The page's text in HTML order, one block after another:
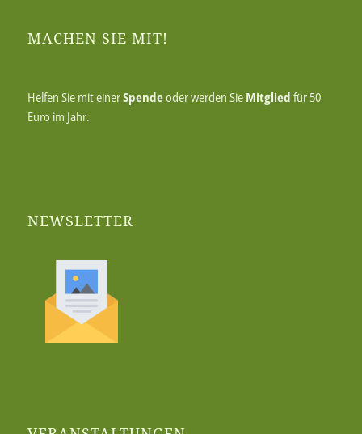
MACHEN SIE MIT!
Helfen Sie mit einerSpendeoder werden Sie Mitglied für 50
Euro im Jahr.
NEWSLETTER